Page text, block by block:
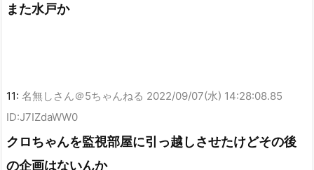
また水戸か
11: 名無しさん＠5ちゃんねる 2022/09/07(水) 14:28:08.85
ID:J7IZdaWW0
クロちゃんを監視部屋に引っ越しさせたけどその後
の企画はないんか